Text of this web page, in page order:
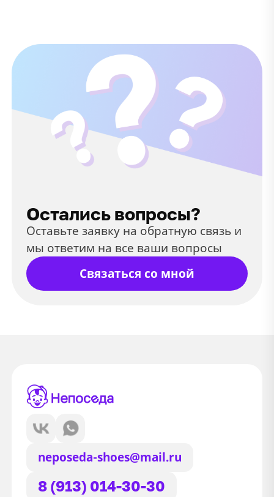
Остались вопросы?
Оставьте заявку на обратную связь и
мы ответим на все ваши вопросы
Связаться со мной
neposeda-shoes@mail.ru
8 (913) 014-30-30